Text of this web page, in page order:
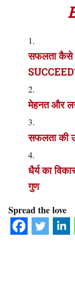
सफलता कैसे
मेहनत और
सफलता की
धैर्य का
गुण
Spread the love